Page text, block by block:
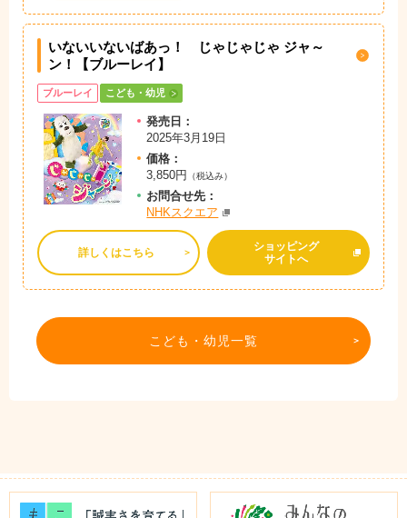
いないいないばあっ！ じゃじゃじゃ ジャ～
ン！【ブルーレイ】
ブルーレイ こども・幼児
発売日：
2025年3月19日
価格：
3,850円
（税込み）
お問合せ先：
NHKスクエア
詳しくはこちら
ショッピング
サイトへ
こども・幼児一覧